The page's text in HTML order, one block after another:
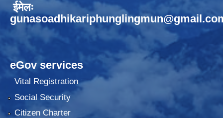
ईमेलः
eGov services
Vital Registration
Social Security
Citizen Charter